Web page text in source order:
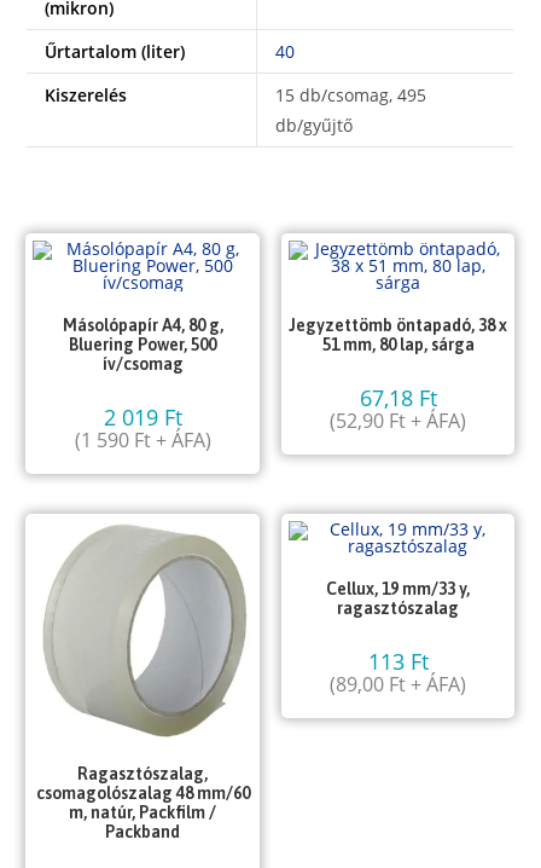
(mikron)
Űrtartalom (liter)
40
Kiszerelés
15 db/csomag, 495
db/gyűjtő
Másolópapír A4, 80 g,
Bluering Power, 500
ív/csomag
2 019 Ft
(1 590 Ft+ ÁFA)
Jegyzettömb öntapadó, 38 x
51 mm, 80 lap, sárga
67,18 Ft
(52,90 Ft+ ÁFA)
Ragasztószalag,
csomagolószalag 48 mm/60
m, natúr, Packfilm /
Packband
Cellux, 19 mm/33 y,
ragasztószalag
113 Ft
(89,00 Ft+ ÁFA)